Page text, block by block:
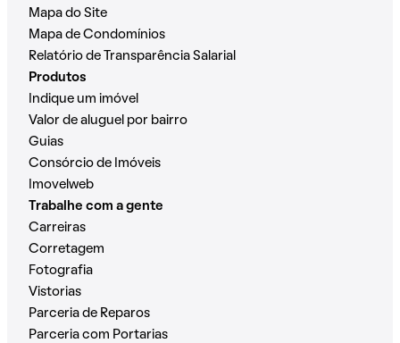
Mapa do Site
Mapa de Condomínios
Relatório de Transparência Salarial
Produtos
Indique um imóvel
Valor de aluguel por bairro
Guias
Consórcio de Imóveis
Imovelweb
Trabalhe com a gente
Carreiras
Corretagem
Fotografia
Vistorias
Parceria de Reparos
Parceria com Portarias